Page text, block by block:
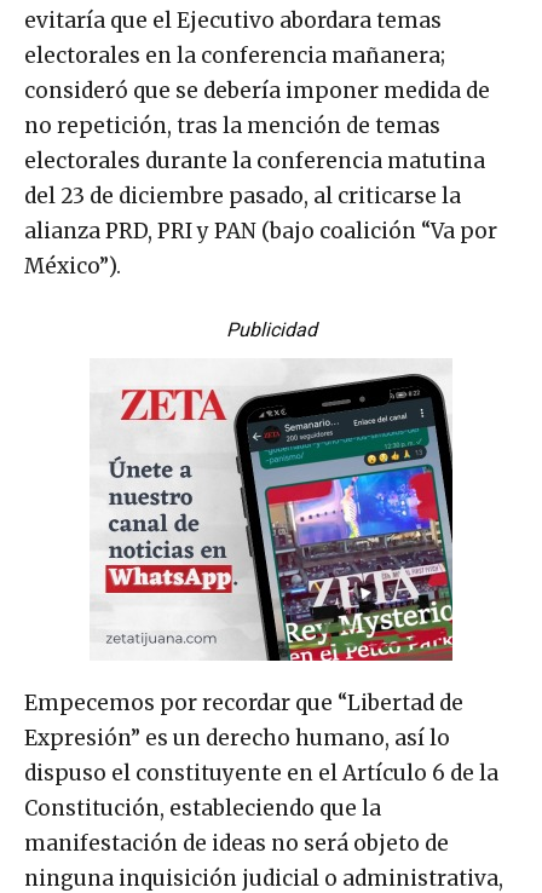
evitaría que el Ejecutivo abordara temas
electorales en la conferencia mañanera;
consideró que se debería imponer medida de
no repetición, tras la mención de temas
electorales durante la conferencia matutina
del 23 de diciembre pasado, al criticarse la
alianza PRD, PRI y PAN (bajo coalición “Va por
México”).
Publicidad
Empecemos por recordar que “Libertad de
Expresión” es un derecho humano, así lo
dispuso el constituyente en el Artículo 6 de la
Constitución, estableciendo que la
manifestación de ideas no será objeto de
ninguna inquisición judicial o administrativa,